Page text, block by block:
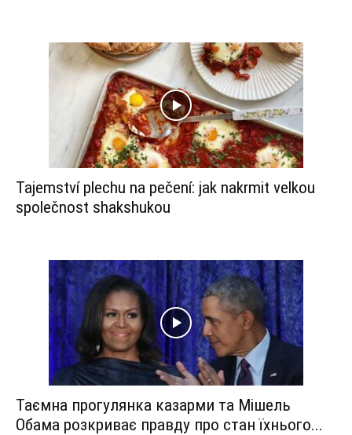
Tajemství plechu na pečení: jak nakrmit velkou
společnost shakshukou
Таємна прогулянка казарми та Мішель
Обама розкриває правду про стан їхнього...